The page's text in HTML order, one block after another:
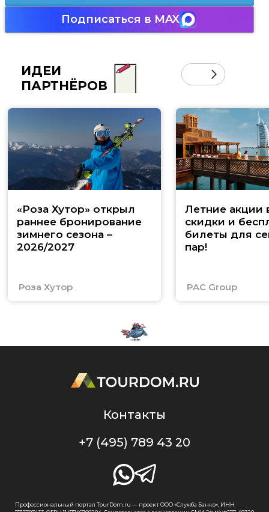
Подписаться в MAX
ИДЕИ
ПАРТНЁРОВ
«Роза Хутор» открыл
раннее бронирование
зимнего сезона –
2026/2027
Роза Хутор
Летние акции
скидки и
билеты для
пар!
PAC Group
Контакты
+7 (495) 789 43 20
Профессиональный портал TourDom.ru — проект ООО «Служба Банко», ИНН